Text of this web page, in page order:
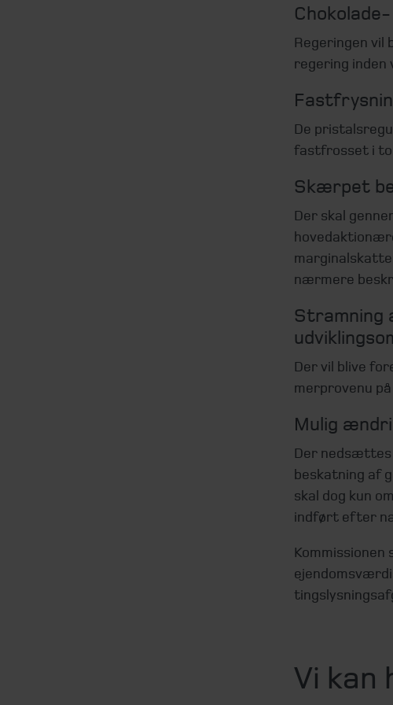
Regeringen vil
regering
De
fastfrosset i to
Skærpet
Der skal
nærmere
Stramning
Der vil blive
merprovenu
Mulig
Der nedsættes
beskatning af
skal dog kun
indført efter
Vi kan